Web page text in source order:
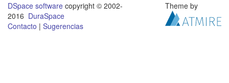
DSpace software copyright © 2002-
2016 DuraSpace
Contacto | Sugerencias
Theme by